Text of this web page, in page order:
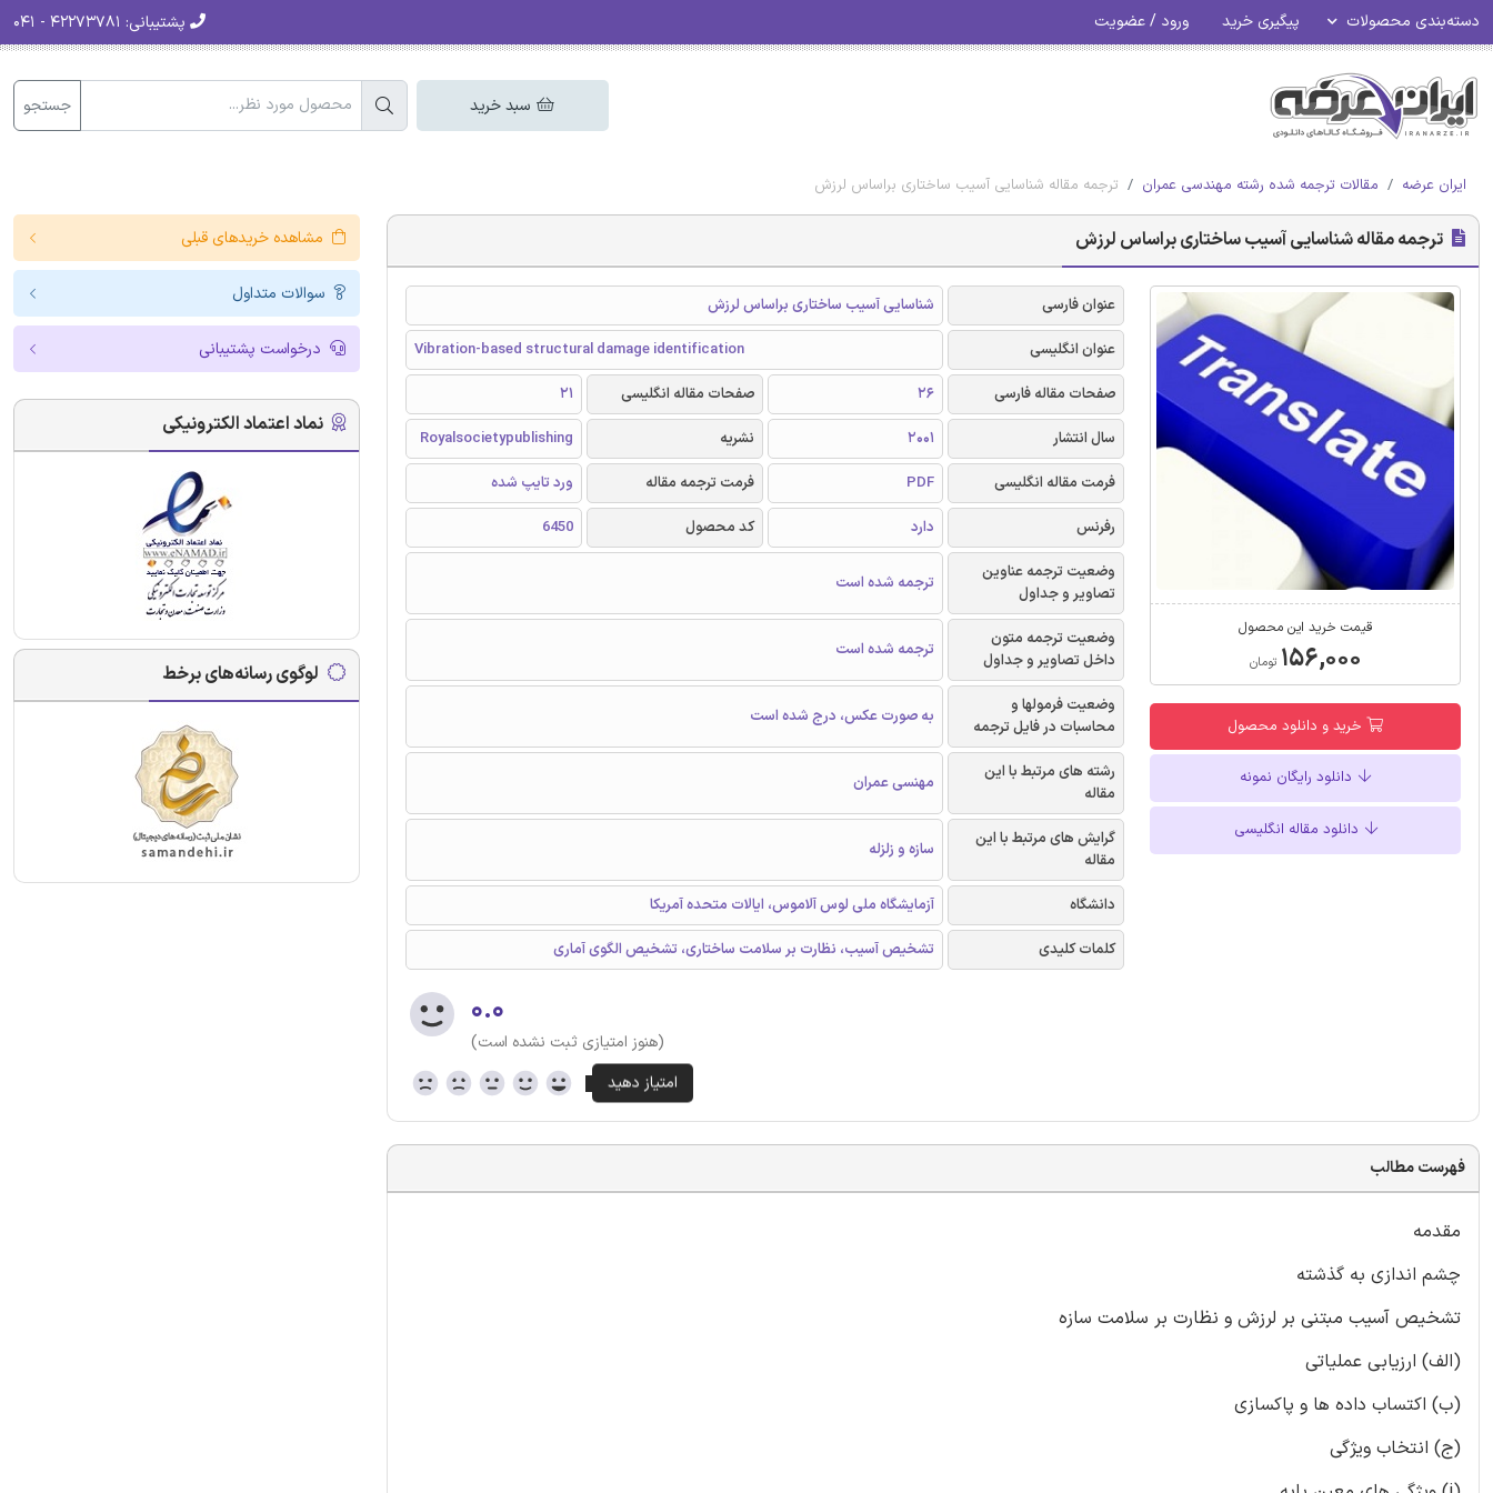
دسته‌بندی محصولات پیگیری خرید ورود / عضویت پشتیبانی:
سبد خرید جستجو
ایران عرضه مقالات ترجمه شده رشته مهندسی عمران ترجمه مقاله شناسایی آسیب ساختاری براساس لرزش
ترجمه مقاله شناسایی آسیب ساختاری براساس لرزش
قیمت خرید این محصول
۱۵۶,۰۰۰ تومان
خرید و دانلود محصول
دانلود رایگان نمونه
دانلود مقاله انگلیسی
عنوان فارسی
شناسایی آسیب ساختاری براساس لرزش
عنوان انگلیسی
Vibration-based structural damage identification
صفحات مقاله فارسی
26 صفحات مقاله انگلیسی
21
سال انتشار
2001 نشریه
Royalsocietypublishing
فرمت مقاله انگلیسی
PDF فرمت ترجمه مقاله
ورد تایپ شده
رفرنس
دارد کد محصول
6450
وضعیت ترجمه عناوین
تصاویر و جداول
ترجمه شده است
وضعیت ترجمه متون
داخل تصاویر و جداول
ترجمه شده است
وضعیت فرمولها و
محاسبات در فایل ترجمه
به صورت عکس، درج شده است
رشته های مرتبط با این
مقاله
مهنسی عمران
گرایش های مرتبط با این
مقاله
سازه و زلزله
دانشگاه
آزمایشگاه ملی لوس آلاموس، ایالات متحده آمریکا
کلمات کلیدی
تشخیص آسیب، نظارت بر سلامت ساختاری، تشخیص الگوی آماری
۰.۰
(هنوز امتیازی ثبت نشده است)
فهرست مطالب
مقدمه
چشم اندازی به گذشته
تشخیص آسیب مبتنی بر لرزش و نظارت بر سلامت سازه
(الف) ارزیابی عملیاتی
(ب) اکتساب داده ها و پاکسازی
(ج) انتخاب ویژگی
مشاهده خریدهای قبلی
سوالات متداول
درخواست پشتیبانی
نماد اعتماد الکترونیکی
لوگوی رسانه‌های برخط